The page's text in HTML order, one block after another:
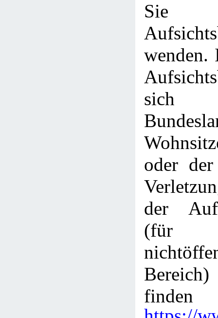
Sie
wenden.
sich
oder
der